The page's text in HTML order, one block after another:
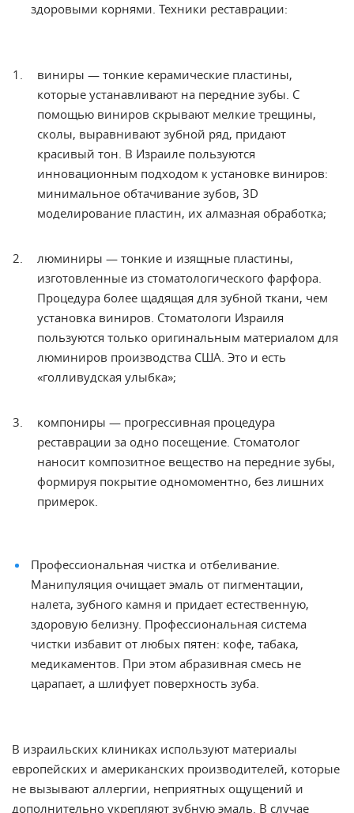
здоровыми корнями. Техники реставрации:
виниры — тонкие керамические пластины,
которые устанавливают на передние зубы. С
помощью виниров скрывают мелкие трещины,
сколы, выравнивают зубной ряд, придают
красивый тон. В Израиле пользуются
инновационным подходом к установке виниров:
минимальное обтачивание зубов, 3D
моделирование пластин, их алмазная обработка;
люминиры — тонкие и изящные пластины,
изготовленные из стоматологического фарфора.
Процедура более щадящая для зубной ткани, чем
установка виниров. Стоматологи Израиля
пользуются только оригинальным материалом для
люминиров производства США. Это и есть
«голливудская улыбка»;
компониры — прогрессивная процедура
реставрации за одно посещение. Стоматолог
наносит композитное вещество на передние зубы,
формируя покрытие одномоментно, без лишних
примерок.
Профессиональная чистка и отбеливание.
Манипуляция очищает эмаль от пигментации,
налета, зубного камня и придает естественную,
здоровую белизну. Профессиональная система
чистки избавит от любых пятен: кофе, табака,
медикаментов. При этом абразивная смесь не
царапает, а шлифует поверхность зуба.
В израильских клиниках используют материалы
европейских и американских производителей, которые
не вызывают аллергии, неприятных ощущений и
дополнительно укрепляют зубную эмаль. В случае